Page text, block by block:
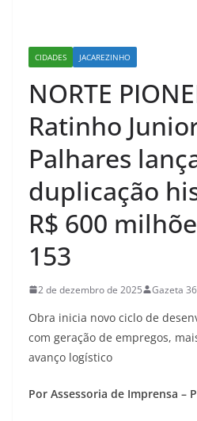
CIDADES JACAREZINHO
NORTE
Ratinho
Palhares
duplicação
R$ 600
153
2 de dezembro de 2025 Gazeta
Obra inicia novo ciclo de
com geração de empregos,
avanço logístico
Por Assessoria de Imprensa –